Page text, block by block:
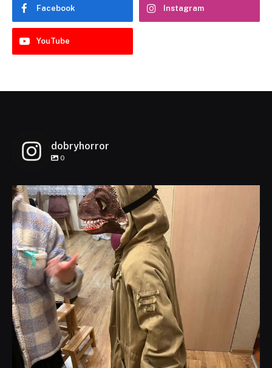
Facebook Instagram
YouTube
dobryhorror
0
dobryhorror
Lis 1